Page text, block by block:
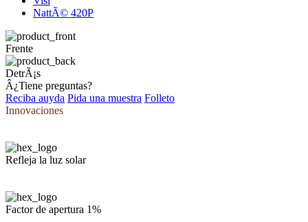
NattÃ© 420P
Frente
DetrÃ¡s
Â¿Tiene preguntas?
Reciba auyda Pida una muestra Folleto
Innovaciones
Refleja la luz solar
Factor de apertura 1%